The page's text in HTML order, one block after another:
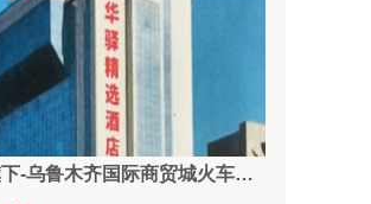
如家旗下-乌鲁木齐国际商贸城火车南站up华驿精选酒店